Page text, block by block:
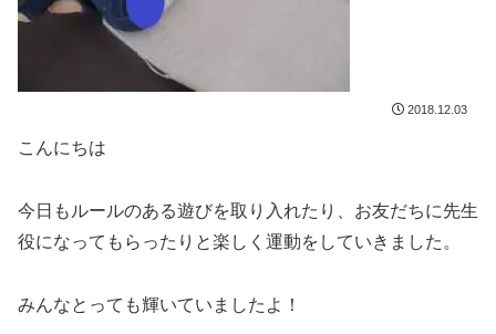
2018.12.03
こんにちは
今日もルールのある遊びを取り入れたり、お友だちに先生
役になってもらったりと楽しく運動をしていきました。
みんなとっても輝いていましたよ！